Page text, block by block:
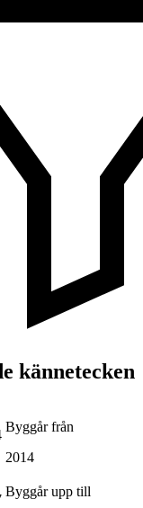
kännetecken
Byggår från
2014
Byggår upp till